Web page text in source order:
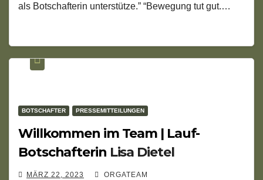
als Botschafterin unterstütze.” “Bewegung tut gut.…
BOTSCHAFTER PRESSEMITTEILUNGEN
Willkommen im Team | Lauf-
Botschafterin Lisa Dietel
MÄRZ 22, 2023 ORGATEAM